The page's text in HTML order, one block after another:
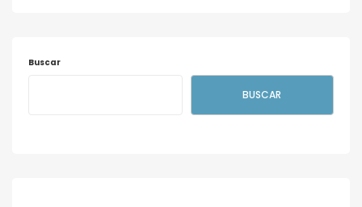
Buscar
BUSCAR